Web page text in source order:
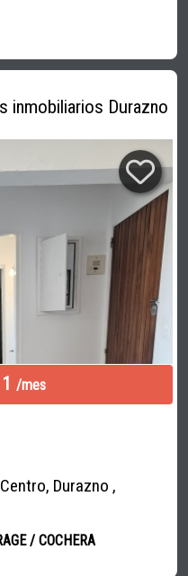
inmobiliarios Durazno
/mes
Durazno ,
/ COCHERA